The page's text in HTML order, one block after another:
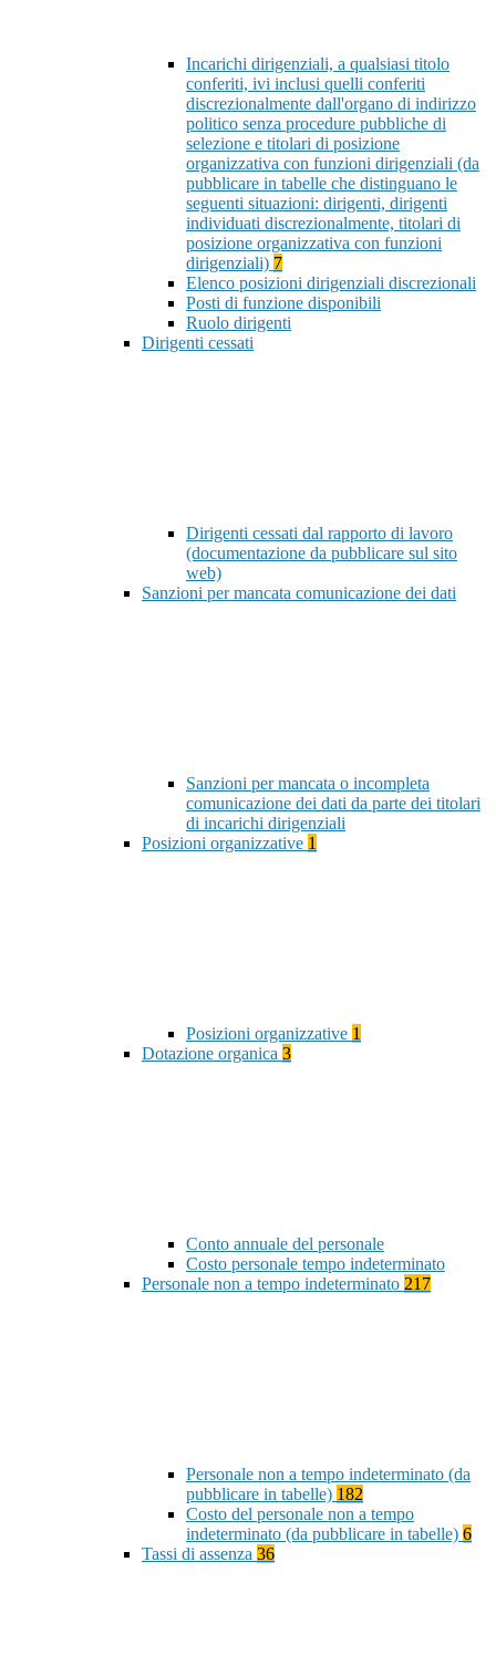
Incarichi dirigenziali, a qualsiasi titolo
conferiti, ivi inclusi quelli conferiti
discrezionalmente dall'organo di indirizzo
politico senza procedure pubbliche di
selezione e titolari di posizione
organizzativa con funzioni dirigenziali (da
pubblicare in tabelle che distinguano le
seguenti situazioni: dirigenti, dirigenti
individuati discrezionalmente, titolari di
posizione organizzativa con funzioni
dirigenziali) 7
Elenco posizioni dirigenziali discrezionali
Posti di funzione disponibili
Ruolo dirigenti
Dirigenti cessati
Dirigenti cessati dal rapporto di lavoro
(documentazione da pubblicare sul sito
web)
Sanzioni per mancata comunicazione dei dati
Sanzioni per mancata o incompleta
comunicazione dei dati da parte dei titolari
di incarichi dirigenziali
Posizioni organizzative 1
Posizioni organizzative 1
Dotazione organica 3
Conto annuale del personale
Costo personale tempo indeterminato
Personale non a tempo indeterminato 217
Personale non a tempo indeterminato (da
pubblicare in tabelle) 182
Costo del personale non a tempo
indeterminato (da pubblicare in tabelle) 6
Tassi di assenza 36